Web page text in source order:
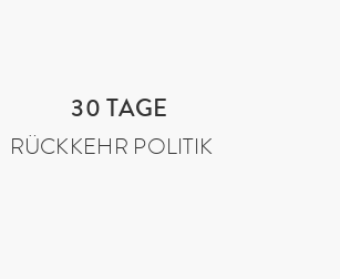
30 TAGE
RÜCKKEHR POLITIK